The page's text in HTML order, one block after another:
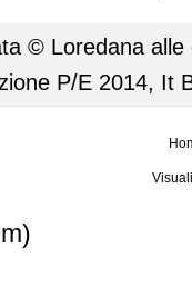
© Loredana
P/E 2014, It